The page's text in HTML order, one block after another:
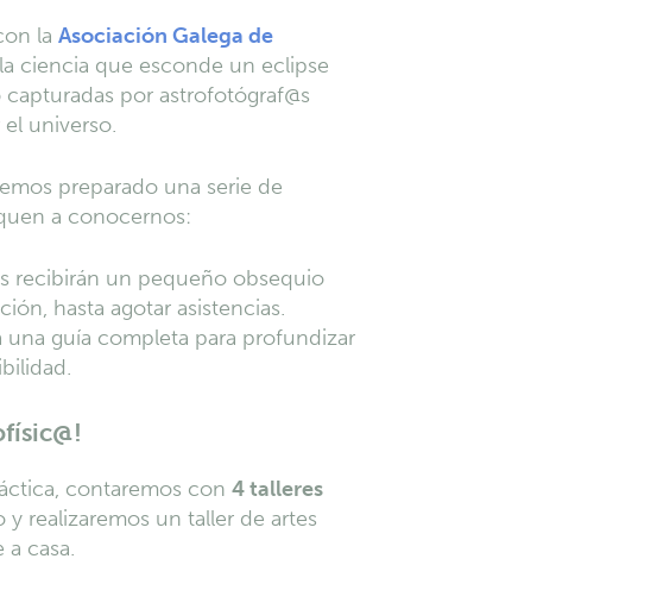
la Asociación Galega de
ciencia que esconde un eclipse
por astrofotógraf@s
universo.
preparado una serie de
a conocernos:
recibirán un pequeño obsequio
hasta agotar asistencias.
una guía completa para profundizar
contaremos con 4 talleres
realizaremos un taller de artes
casa.